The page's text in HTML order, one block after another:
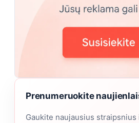
Prenumeruokite
Gaukite naujausius